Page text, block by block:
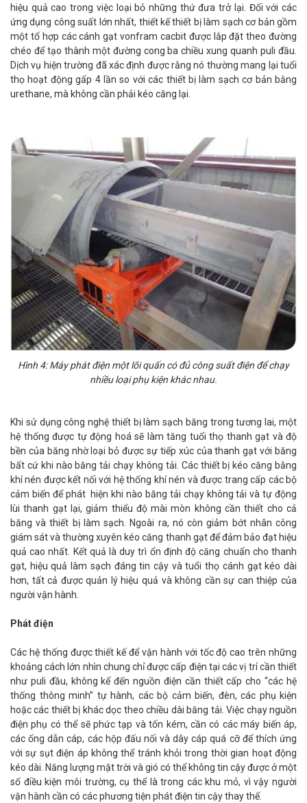
hiệu quả cao trong việc loại bỏ những thứ đưa trở lại. Đối với các
ứng dụng công suất lớn nhất, thiết kế thiết bị làm sạch cơ bản gồm
một tổ hợp các cánh gạt vonfram cacbit được lắp đặt theo đường
chéo để tạo thành một đường cong ba chiều xung quanh puli đầu.
Dịch vụ hiện trường đã xác định được rằng nó thường mang lại tuổi
thọ hoạt động gấp 4 lần so với các thiết bị làm sạch cơ bản bằng
urethane, mà không cần phải kéo căng lại.
Hình 4: Máy phát điện một lõi quấn có đủ công suất điện để chạy
nhiều loại phụ kiện khác nhau.
Khi sử dụng công nghệ thiết bị làm sạch băng trong tương lai, một
hệ thống được tự động hoá sẽ làm tăng tuổi thọ thanh gạt và độ
bền của băng nhờ loại bỏ được sự tiếp xúc của thanh gạt với băng
bất cứ khi nào băng tải chạy không tải. Các thiết bị kéo căng bằng
khí nén được kết nối với hệ thống khí nén và được trang cấp các bộ
cảm biến để phát hiện khi nào băng tải chạy không tải và tự động
lùi thanh gạt lại, giảm thiểu độ mài mòn không cần thiết cho cả
băng và thiết bị làm sạch. Ngoài ra, nó còn giảm bớt nhân công
giám sát và thường xuyên kéo căng thanh gạt để đảm bảo đạt hiệu
quả cao nhất. Kết quả là duy trì ổn định độ căng chuẩn cho thanh
gạt, hiệu quả làm sạch đáng tin cậy và tuổi thọ cánh gạt kéo dài
hơn, tất cả được quản lý hiệu quả và không cần sự can thiệp của
người vận hành.
Phát điện
Các hệ thống được thiết kế để vận hành với tốc độ cao trên những
khoảng cách lớn nhìn chung chỉ được cấp điện tại các vị trí cần thiết
như puli đầu, không kể đến nguồn điện cần thiết cấp cho “các hệ
thống thông minh” tự hành, các bộ cảm biến, đèn, các phụ kiện
hoặc các thiết bị khác dọc theo chiều dài băng tải. Việc chạy nguồn
điện phụ có thể sẽ phức tạp và tốn kém, cần có các máy biến áp,
các ống dẫn cáp, các hộp đấu nối và dây cáp quá cỡ để thích ứng
với sự sụt điện áp không thể tránh khỏi trong thời gian hoạt động
kéo dài. Năng lượng mặt trời và gió có thể không tin cậy được ở một
số điều kiện môi trường, cụ thể là trong các khu mỏ, vì vậy người
vận hành cần có các phương tiện phát điện tin cậy thay thế.